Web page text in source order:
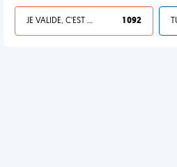
JE VALIDE, C'EST UNE VDM 1 092